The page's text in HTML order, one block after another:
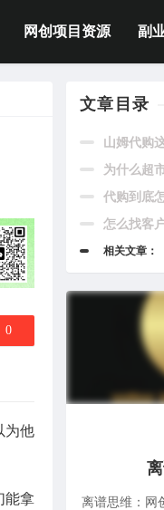
网创项目资源 副
0
为他
能拿
文章目录
山姆代购
为什么超
代购到底
怎么找客
相关文章：
离谱思维：网